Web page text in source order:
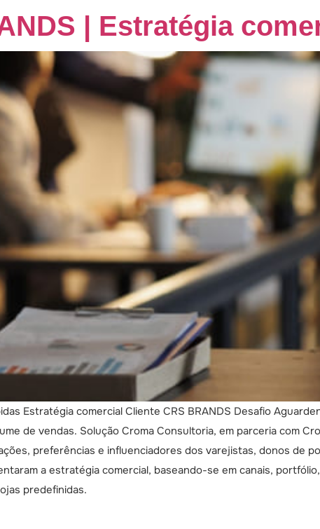
| Estratégia
Estratégia comercial Cliente CRS BRANDS Desafio
de vendas. Solução Croma Consultoria, em parceria com
preferências e influenciadores dos varejistas, donos de
a estratégia comercial, baseando-se em canais,
predefinidas.